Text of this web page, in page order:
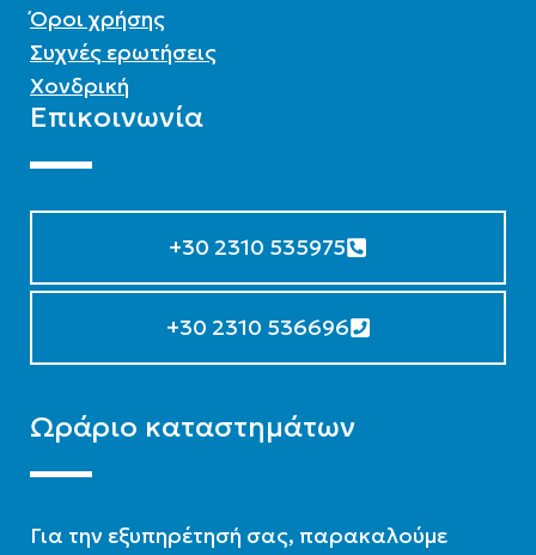
Όροι χρήσης
Συχνές ερωτήσεις
Χονδρική
Επικοινωνία
+30 2310 535975
+30 2310 536696
Ωράριο καταστημάτων
Για την εξυπηρέτησή σας, παρακαλούμε